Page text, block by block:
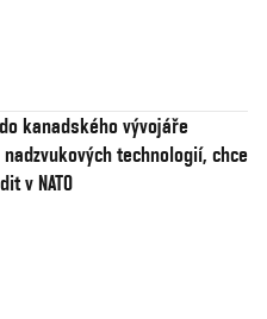
kanadského vývojáře
technologií, chce
v NATO